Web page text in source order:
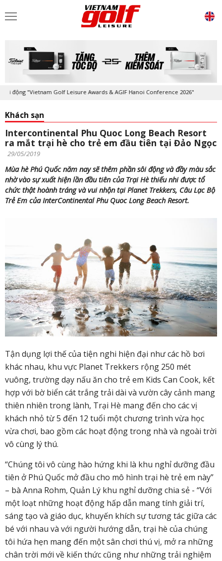
"Vietnam Golf Leisure Awards & AGIF Hanoi Conference 2026"
Khách sạn
Intercontinental Phu Quoc Long Beach Resort
ra mắt trại hè cho trẻ em đầu tiên tại Đảo Ngọc
29/05/2019
Mùa hè Phú Quốc năm nay sẽ thêm phần sôi động và đầy màu sắc
nhờ vào sự xuất hiện lần đầu tiên của Trại Hè thiếu nhi được tổ
chức thật hoành tráng và vui nhộn tại Planet Trekkers, Câu Lạc Bộ
Trẻ Em của InterContinental Phu Quoc Long Beach Resort.
Tận dụng lợi thế của tiện nghi hiện đại như các hồ bơi
khác nhau, khu vực Planet Trekkers rộng 250 mét
vuông, trường dạy nấu ăn cho trẻ em Kids Can Cook, kết
hợp với bờ biển cát trắng trải dài và vườn cây cảnh mang
thiên nhiên trong lành, Trại Hè mang đến cho các vị
khách nhỏ từ 5 đến 12 tuổi một chương trình vừa học
vừa chơi, bao gồm các hoạt động trong nhà và ngoài trời
vô cùng lý thú.
“Chúng tôi vô cùng hào hứng khi là khu nghỉ dưỡng đầu
tiên ở Phú Quốc mở đầu cho mô hình trại hè trẻ em này”
– bà Anna Rohm, Quản Lý khu nghỉ dưỡng chia sẻ - “Với
một loạt những hoạt động hấp dẫn mang tính giải trí,
sáng tạo và giáo dục, khuyến khích sự tương tác giữa các
bé với nhau và với người hướng dẫn, trại hè của chúng
tôi hứa hẹn mang đến một sân chơi thú vị, mở ra những
chân trời mới về kiến thức cũng như những trải nghiệm